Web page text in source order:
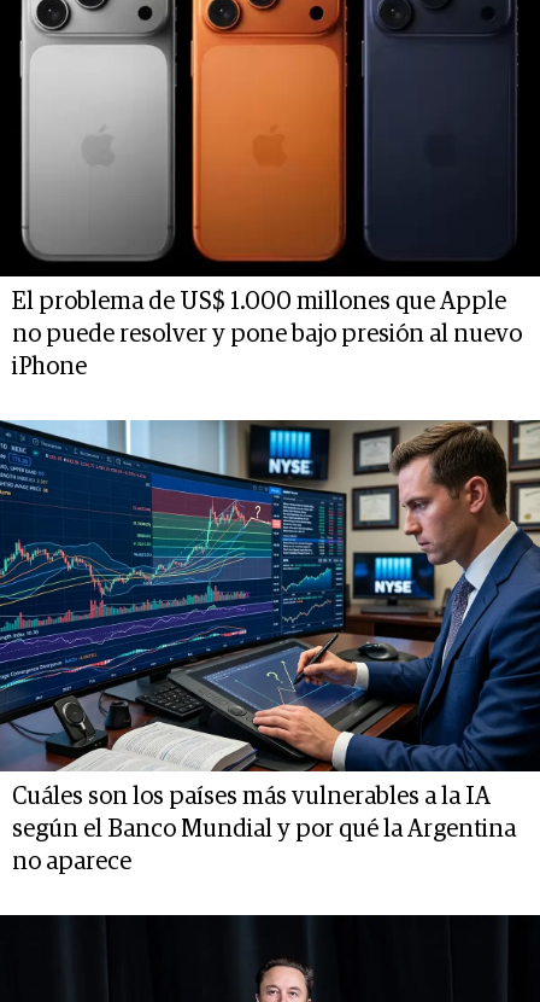
El problema de US$ 1.000 millones que Apple
no puede resolver y pone bajo presión al nuevo
iPhone
Cuáles son los países más vulnerables a la IA
según el Banco Mundial y por qué la Argentina
no aparece